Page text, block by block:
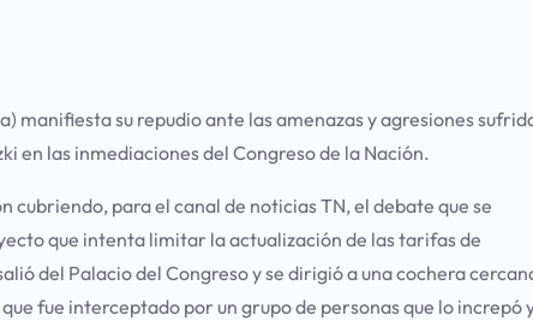
manifiesta su repudio ante las amenazas y agresiones
en las inmediaciones del Congreso de la Nación.
cubriendo, para el canal de noticias TN, el debate que se
que intenta limitar la actualización de las tarifas de
del Palacio del Congreso y se dirigió a una cochera
fue interceptado por un grupo de personas que lo increpó